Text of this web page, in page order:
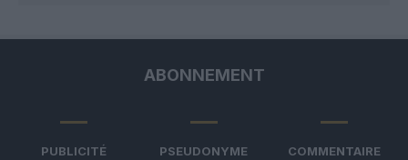
ABONNEMENT
PUBLICITÉ
PSEUDONYME
COMMENTAIRE